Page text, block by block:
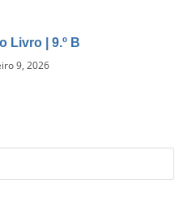
Livro | 9.º B
9, 2026